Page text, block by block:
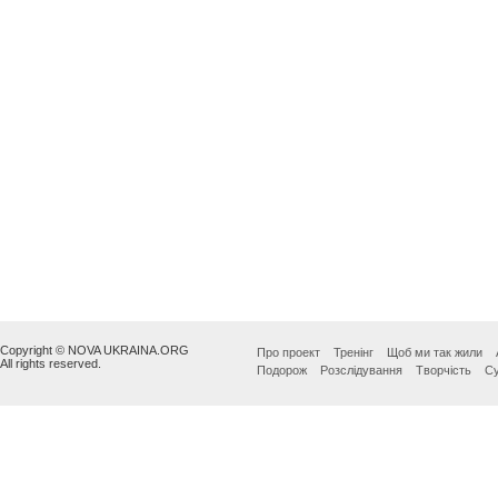
Copyright © NOVA UKRAINA.ORG
All rights reserved.
Про проект Тренінг Щоб ми так жили
Подорож
Розслідування Творчість